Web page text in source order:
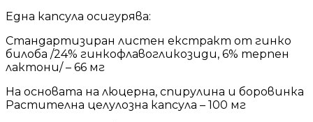
Една капсула осигурява:
Стандартизиран листен екстракт от гинко
билоба /24% гинкофлавогликозиди, 6% терпен
лактони/ – 66 мг
На основата на люцерна, спирулина и боровинка
Растителна целулозна капсула – 100 мг